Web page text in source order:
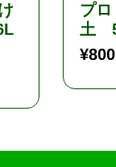
プ
土
¥800